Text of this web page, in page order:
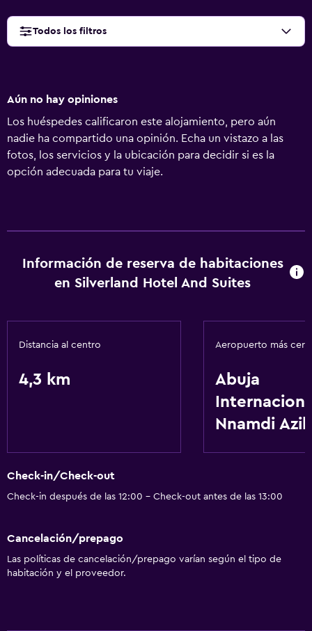
Todos los filtros
Aún no hay opiniones
Los huéspedes calificaron este alojamiento, pero aún
nadie ha compartido una opinión. Echa un vistazo a las
fotos, los servicios y la ubicación para decidir si es la
opción adecuada para tu viaje.
Información de reserva de habitaciones
en Silverland Hotel And Suites
Distancia al centro
4,3 km
Aeropuerto más
Abuja
Nnamdi
Check-in/Check-out
Check-in después de las 12:00 - Check-out antes de las 13:00
Cancelación/prepago
Las políticas de cancelación/prepago varían según el tipo de
habitación y el proveedor.